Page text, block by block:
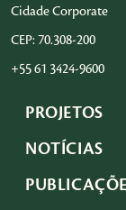
Cidade Corporate
CEP: 70.308-200
+55 61 3424-9600
PROJETOS
NOTÍCIAS